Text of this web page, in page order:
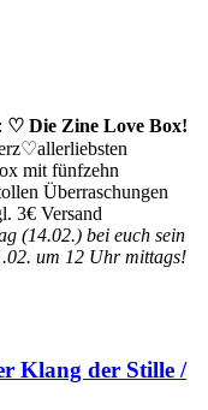
♡ Die Zine Love Box!
mit fünfzehn
Überraschungen
3€ Versand
(14.02.) bei euch sein
um 12 Uhr mittags!
Klang der Stille /